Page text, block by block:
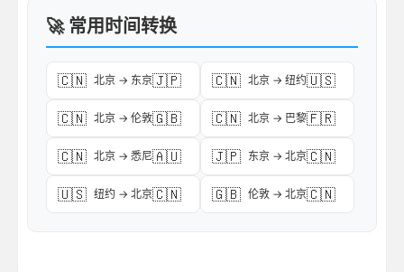
🚀 常用时间转换
🇨🇳 北京 → 东京🇯🇵 🇨🇳 北京 → 纽约🇺🇸
🇨🇳 北京 → 伦敦🇬🇧 🇨🇳 北京 → 巴黎🇫🇷
🇨🇳 北京 → 悉尼🇦🇺 🇯🇵 东京 → 北京🇨🇳
🇺🇸 纽约 → 北京🇨🇳 🇬🇧 伦敦 → 北京🇨🇳